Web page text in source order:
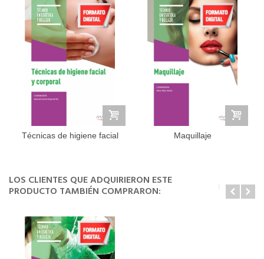
Técnicas de higiene facial
Maquillaje
LOS CLIENTES QUE ADQUIRIERON ESTE
PRODUCTO TAMBIÉN COMPRARON: